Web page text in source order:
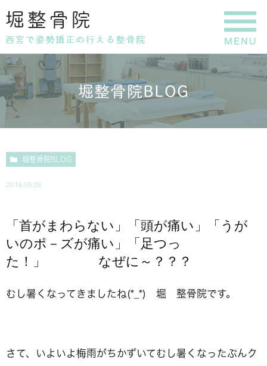
堀整骨院BLOG
堀整骨院BLOG
2016.05.26
「首がまわらない」「頭が痛い」「うが
いのポ－ズが痛い」「足つっ
た！」 なぜに～？？？
むし暑くなってきましたね(*_*) 堀 整骨院です。
さて、いよいよ梅雨がちかずいてむし暑くなったぶんク